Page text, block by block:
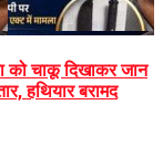
को चाकू दिखाकर जान
हथियार बरामद